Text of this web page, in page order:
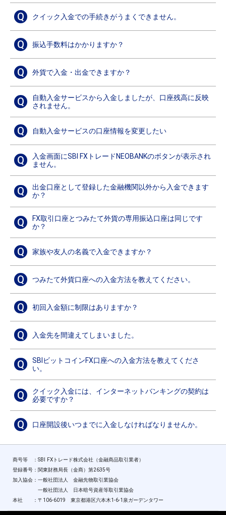
Q クイック入金での手続きがうまくできません。
Q 振込手数料はかかりますか？
Q 外貨で入金・出金できますか？
Q
自動入金サービスから入金しましたが、口座残高に反映
されません。
Q 自動入金サービスの口座情報を変更したい
Q
入金画面にSBI FXトレードNEOBANKのボタンが表示され
ません。
Q
出金口座として登録した金融機関以外から入金できます
か？
Q
FX取引口座とつみたて外貨の専用振込口座は同じです
か？
Q 家族や友人の名義で入金できますか？
Q つみたて外貨口座への入金方法を教えてください。
Q 初回入金額に制限はありますか？
Q 入金先を間違えてしまいました。
Q
SBIビットコインFX口座への入金方法を教えてくださ
い。
Q
クイック入金には、インターネットバンキングの契約は
必要ですか？
Q 口座開設後いつまでに入金しなければなりませんか。
商号等 ：SBI FXトレード株式会社（金融商品取引業者）
登録番号：関東財務局長（金商）第2635号
加入協会：一般社団法人 金融先物取引業協会
一般社団法人 日本暗号資産等取引業協会
本社 ：〒106-6019 東京都港区六本木1-6-1泉ガーデンタワー